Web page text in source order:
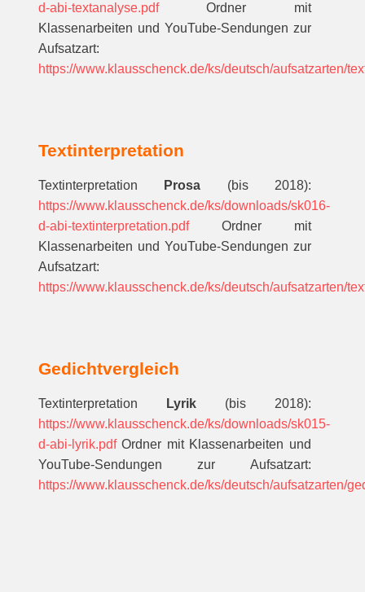
d-abi-textanalyse.pdfOrdner mit
Klassenarbeiten und YouTube-Sendungen zur
Aufsatzart:
https://www.klausschenck.de/ks/deutsch/aufsatzarten/
Textinterpretation
Textinterpretation Prosa (bis 2018):
https://www.klausschenck.de/ks/downloads/sk016-
d-abi-textinterpretation.pdfOrdner mit
Klassenarbeiten und YouTube-Sendungen zur
Aufsatzart:
https://www.klausschenck.de/ks/deutsch/aufsatzarten/
Gedichtvergleich
Textinterpretation Lyrik(bis 2018):
https://www.klausschenck.de/ks/downloads/sk015-
d-abi-lyrik.pdfOrdner mit Klassenarbeiten und
YouTube-Sendungen zur Aufsatzart:
https://www.klausschenck.de/ks/deutsch/aufsatzarten/